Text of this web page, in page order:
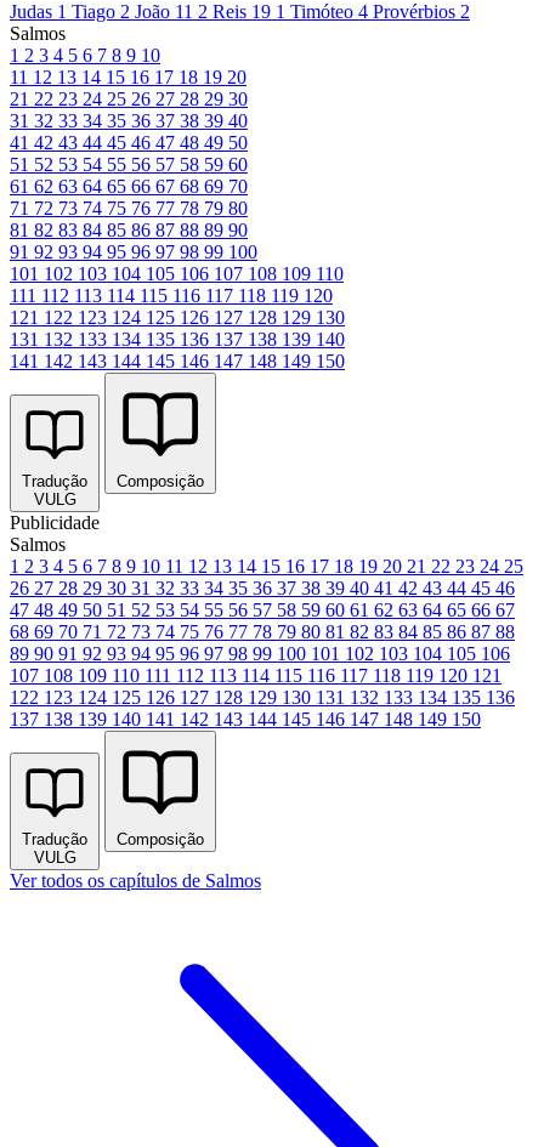
Judas 1 Tiago 2 João 11 2 Reis 19 1 Timóteo 4 Provérbios 2
Salmos
1 2 3 4 5 6 7 8 9 10
11 12 13 14 15 16 17 18 19 20
21 22 23 24 25 26 27 28 29 30
31 32 33 34 35 36 37 38 39 40
41 42 43 44 45 46 47 48 49 50
51 52 53 54 55 56 57 58 59 60
61 62 63 64 65 66 67 68 69 70
71 72 73 74 75 76 77 78 79 80
81 82 83 84 85 86 87 88 89 90
91 92 93 94 95 96 97 98 99 100
101 102 103 104 105 106 107 108 109 110
111 112 113 114 115 116 117 118 119 120
121 122 123 124 125 126 127 128 129 130
131 132 133 134 135 136 137 138 139 140
141 142 143 144 145 146 147 148 149 150
Tradução
VULG
Composição
Publicidade
Salmos
1 2 3 4 5 6 7 8 9 10 11 12 13 14 15 16 17 18 19 20 21 22 23 24 25
26 27 28 29 30 31 32 33 34 35 36 37 38 39 40 41 42 43 44 45 46
47 48 49 50 51 52 53 54 55 56 57 58 59 60 61 62 63 64 65 66 67
68 69 70 71 72 73 74 75 76 77 78 79 80 81 82 83 84 85 86 87 88
89 90 91 92 93 94 95 96 97 98 99 100 101 102 103 104 105 106
107 108 109 110 111 112 113 114 115 116 117 118 119 120 121
122 123 124 125 126 127 128 129 130 131 132 133 134 135 136
137 138 139 140 141 142 143 144 145 146 147 148 149 150
Tradução
VULG
Composição
Ver todos os capítulos de Salmos